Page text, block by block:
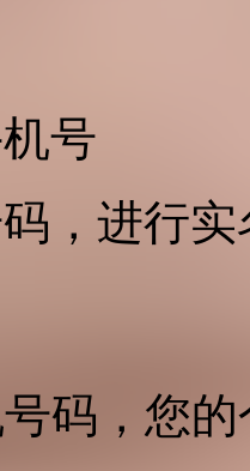
号
，进行
码，您